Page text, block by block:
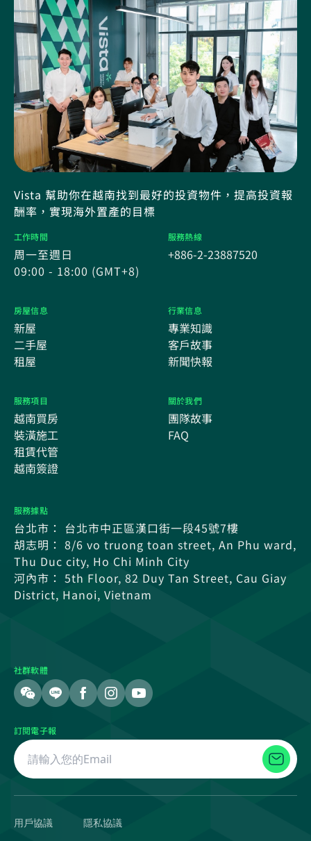
Vista 幫助你在越南找到最好的投資物件，提高投資報
酬率，實現海外置產的目標
工作時間
周一至週日
09:00 - 18:00 (GMT+8)
服務熱線
+886-2-23887520
房屋信息
新屋
二手屋
租屋
行業信息
專業知識
客戶故事
新聞快報
服務項目
越南買房
裝潢施工
租賃代管
越南簽證
關於我們
團隊故事
FAQ
服務據點
台北市： 台北市中正區漢口街一段45號7樓
胡志明： 8/6 vo truong toan street, An Phu ward,
Thu Duc city, Ho Chi Minh City
河內市： 5th Floor, 82 Duy Tan Street, Cau Giay
District, Hanoi, Vietnam
社群軟體
訂閱電子報
用戶協議 隱私協議